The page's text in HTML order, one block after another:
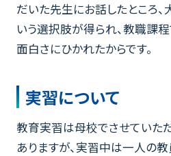
だいた先生にお話したところ
いう選択肢が得られ、教職課
面白さにひかれたからです。
実習について
教育実習は母校でさせていた
ありますが、実習中は一人の